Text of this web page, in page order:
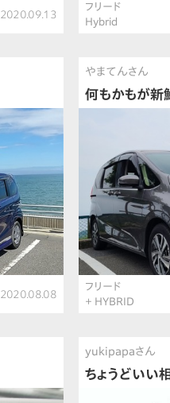
2020.09.13
フリード
Hybrid
2020.08.08
やまてんさん
何もかもが新
フリード
＋ HYBRID
yukipapaさん
ちょうどいい